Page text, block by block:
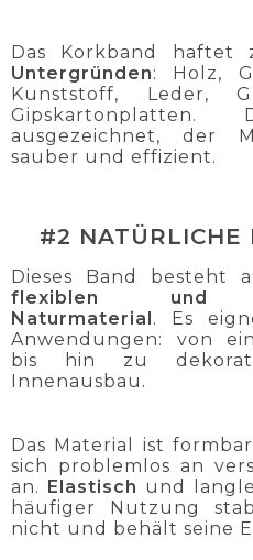
Das Korkband haftet
Untergründen: Holz,
Kunststoff, Leder,
ausgezeichnet, der
sauber und effizient.
#2 NATÜRLICHE
Dieses Band besteht
flexiblen und
Naturmaterial. Es
Anwendungen: von
bis hin zu
Innenausbau.
Das Material ist
sich problemlos an
an. Elastisch und
häufiger Nutzung
nicht und behält seine